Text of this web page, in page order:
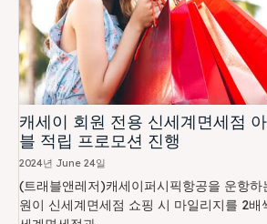
캐세이 회원 전용 신세계면세점
블 적립 프로모션 진행
2024년 June 24일
(트래블앤레저)캐세이퍼시픽항공을 운항하
원이 신세계면세점 쇼핑 시 마일리지를 2배